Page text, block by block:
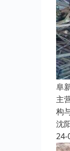
阜
主
构
沈
24-